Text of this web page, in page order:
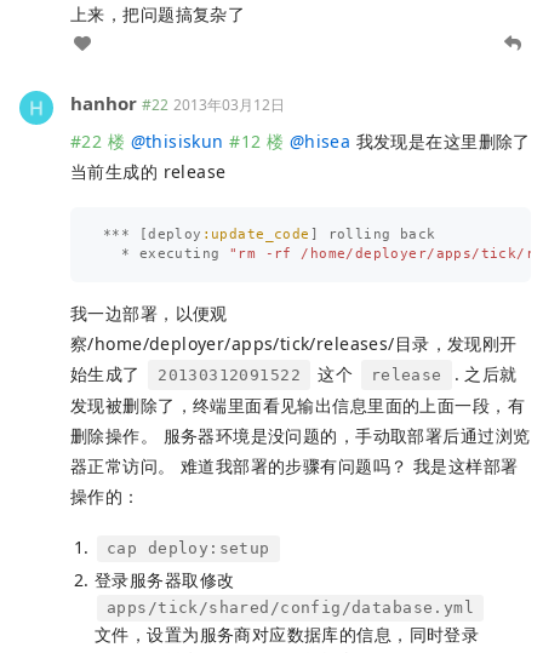
上来，把问题搞复杂了
hanhor #22 2013年03月12日
#22 楼 @thisiskun #12 楼 @hisea 我发现是在这里删除了
当前生成的 release
*** [deploy :update_code ] rolling
back
*
executing "rm -rf /home/deployer/apps/tick/
我一边部署，以便观
察/home/deployer/apps/tick/releases/目录，发现刚开
始生成了
20130312091522 这个 release
. 之后就
发现被删除了，终端里面看见输出信息里面的上面一段，有
删除操作。 服务器环境是没问题的，手动取部署后通过浏览
器正常访问。 难道我部署的步骤有问题吗？ 我是这样部署
操作的：
cap deploy:setup
登录服务器取修改
apps/tick/shared/config/database.yml
文件，设置为服务商对应数据库的信息，同时登录